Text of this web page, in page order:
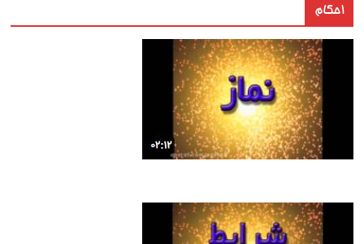
احکام